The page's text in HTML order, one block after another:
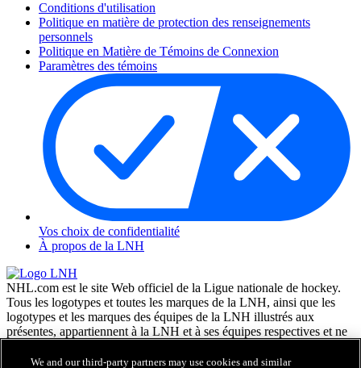
Conditions d'utilisation
Politique en matière de protection des renseignements
personnels
Politique en Matière de Témoins de Connexion
Paramètres des témoins
Vos choix de confidentialité
À propos de la LNH
NHL.com est le site Web officiel de la Ligue nationale de hockey.
Tous les logotypes et toutes les marques de la LNH, ainsi que les
logotypes et les marques des équipes de la LNH illustrés aux
présentes, appartiennent à la LNH et à ses équipes respectives et ne
Enterprises, L.P. © LNH 2026. Tous droits réservés. Tous les
We and our third-party partners may use cookies and similar